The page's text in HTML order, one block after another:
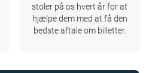
stoler på os hvert år for at
hjælpe dem med at få den
bedste aftale om billetter.